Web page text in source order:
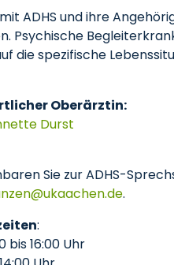
ADHS und ihre
Psychische
die spezifische
Oberärztin:
Durst
Sie zur ADHS-
ukaachende.
:
bis 16:00 Uhr